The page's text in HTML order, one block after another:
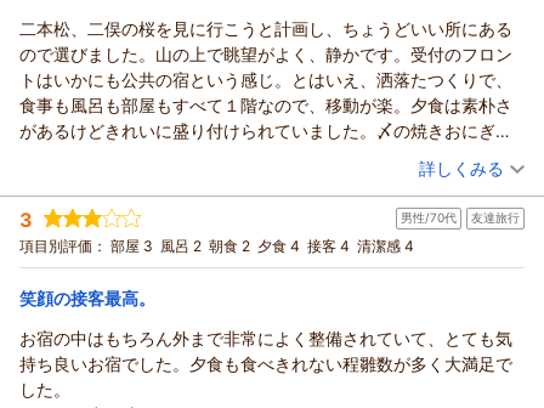
二本松、二俣の桜を見に行こうと計画し、ちょうどいい所にある
ので選びました。山の上で眺望がよく、静かです。受付のフロン
トはいかにも公共の宿という感じ。とはいえ、洒落たつくりで、
食事も風呂も部屋もすべて１階なので、移動が楽。夕食は素朴さ
があるけどきれいに盛り付けられていました。〆の焼きおにぎり
のお茶漬けはとても良かったです。お風呂は小さめですが宿の収
容人数からすれば無駄のない大きさと言えるでしょう。バリアフ
リーなのは良いのですが、部屋のトイレのドアの開け閉めに少し
難儀するのと、ベッドが小さめなこと、部屋のカーテンを開ける
と駐車場へ行く道路から丸見えなこと、が難点かな。でも解放的
（投稿日：2026/05/24）
宿泊時期： 2026年04月宿泊 (夫婦旅行)
投稿者： ひーちゃんさん
宿泊プラン： 【百合コース】ふくしまエゴマ豚ステーキをプラス/2 食付
トリプル 朝・夕
宿泊価格帯： 13,001～14,000円(大人一人あたり/税込)
詳しくみる
3 男性/70代 友達旅行
項目別評価： 部屋 3 風呂 2 朝食 2 夕食 4 接客 4 清潔感 4
笑顔の接客最高。
お宿の中はもちろん外まで非常によく整備されていて、とても気
持ち良いお宿でした。夕食も食べきれない程雛数が多く大満足で
した。